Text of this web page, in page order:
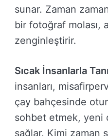
sunar. Zaman
bir fotoğraf molası,
zenginleştirir.
Sıcak İnsanlarla
insanları,
çay bahçesinde
sohbet etmek, yeni
sağlar. Kimi zaman